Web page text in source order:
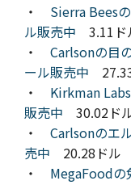
・ Sierra Bees
ル販売中 3.11ド
・ Carlsonの目
ール販売中
・ Kirkman
販売中 30.02ド
・ Carlsonのエ
売中 20.28ドル
・ MegaFoodの